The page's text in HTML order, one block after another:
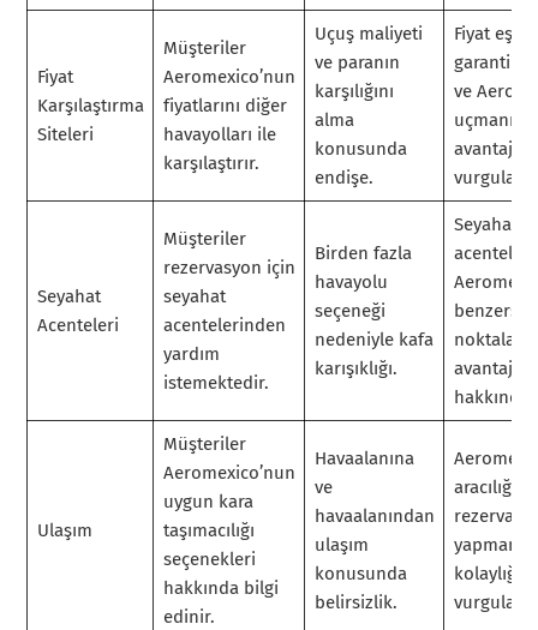
Fiyat
Karşılaştırma
Siteleri
Müşteriler
Aeromexico’nun
fiyatlarını diğer
havayolları ile
karşılaştırır.
Uçuş maliyeti
ve paranın
karşılığını
alma
konusunda
endişe.
Fiyat
ve
uçmanın
Seyahat
Acenteleri
Müşteriler
rezervasyon için
seyahat
acentelerinden
yardım
istemektedir.
Birden fazla
havayolu
seçeneği
nedeniyle kafa
karışıklığı.
Seyahat
benzersiz
noktaları
avantajları
hakkında
Ulaşım
Müşteriler
Aeromexico’nun
uygun kara
taşımacılığı
seçenekleri
hakkında bilgi
edinir.
Havaalanına
ve
havaalanından
ulaşım
konusunda
belirsizlik.
yapmanın
kolaylığını